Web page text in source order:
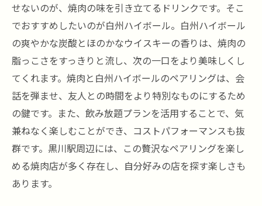
せないのが、焼肉の味を引き立てるドリンクです。そこ
でおすすめしたいのが白州ハイボール。白州ハイボール
の爽やかな炭酸とほのかなウイスキーの香りは、焼肉の
脂っこさをすっきりと流し、次の一口をより美味しくし
てくれます。焼肉と白州ハイボールのペアリングは、会
話を弾ませ、友人との時間をより特別なものにするため
の鍵です。また、飲み放題プランを活用することで、気
兼ねなく楽しむことができ、コストパフォーマンスも抜
群です。黒川駅周辺には、この贅沢なペアリングを楽し
める焼肉店が多く存在し、自分好みの店を探す楽しさも
あります。